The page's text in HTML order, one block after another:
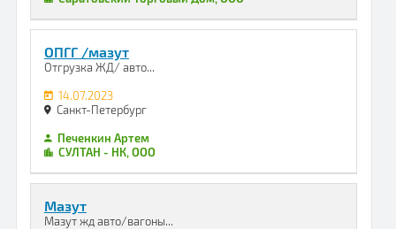
ОПГГ /мазут
Отгрузка ЖД/ авто...
14.07.2023
Санкт-Петербург
Печенкин Артем
СУЛТАН - НК, ООО
Мазут
Мазут жд авто/вагоны...